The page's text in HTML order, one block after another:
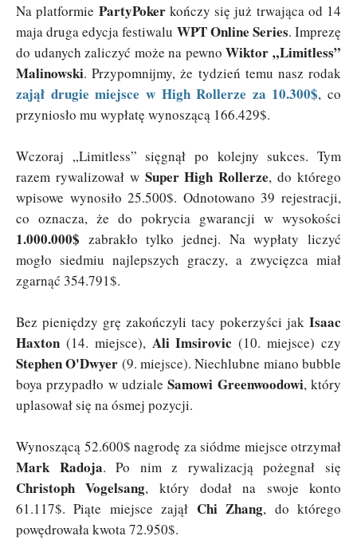
Na platformie PartyPokerkończy się już trwająca od 14
maja druga edycja festiwalu WPT Online Series. Imprezę
do udanych zaliczyć może na pewnoWiktor „Limitless”
Malinowski. Przypomnijmy, że tydzień temu nasz rodak
zajął drugie miejsce w High Rollerze za 10.300$, co
przyniosło mu wypłatę wynoszącą 166.429$.
Wczoraj „Limitless” sięgnął po kolejny sukces. Tym
razem rywalizował w Super High Rollerze, do którego
wpisowe wynosiło 25.500$. Odnotowano 39 rejestracji,
co oznacza, że do pokrycia gwarancji w wysokości
1.000.000$ zabrakło tylko jednej. Na wypłaty liczyć
mogło siedmiu najlepszych graczy, a zwycięzca miał
zgarnąć 354.791$.
Bez pieniędzy grę zakończyli tacy pokerzyści jak Isaac
Haxton (14. miejsce), Ali Imsirovic (10. miejsce) czy
Stephen O'Dwyer (9. miejsce). Niechlubne miano bubble
boya przypadło w udzialeSamowi Greenwoodowi, który
uplasował się na ósmej pozycji.
Wynoszącą 52.600$ nagrodę za siódme miejsce otrzymał
Mark Radoja. Po nim z rywalizacją pożegnał się
Christoph Vogelsang, który dodał na swoje konto
61.117$. Piąte miejsce zajął Chi Zhang, do którego
powędrowała kwota 72.950$.